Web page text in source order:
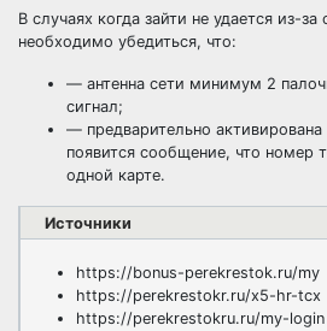
В случаях когда зайти не удается из-
необходимо убедиться, что:
— антенна сети минимум 2
сигнал;
— предварительно
появится сообщение, что номер
одной карте.
Источники
https://bonus-perekrestok.ru/my
https://perekrestokr.ru/x5-hr-tcx
https://perekrestokru.ru/my-login